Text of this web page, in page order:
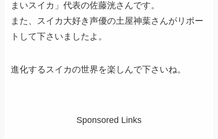
まいスイカ」代表の佐藤洸さんです。
また、スイカ大好き声優の土屋神葉さんがリポー
トして下さいましたよ。
進化するスイカの世界を楽しんで下さいね。
Sponsored Links